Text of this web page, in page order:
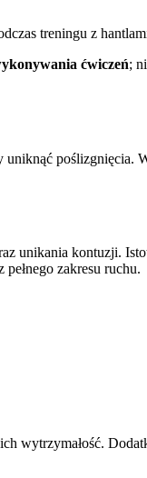
treningu z
ćwiczeń;
poślizgnięcia.
unikania kontuzji.
zakresu ruchu.
wytrzymałość.